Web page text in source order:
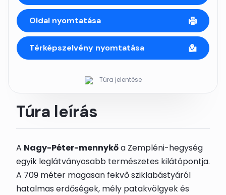
Oldal nyomtatása
Térképszelvény nyomtatása
Túra jelentése
Túra leírás
A Nagy-Péter-mennykőa Zempléni-hegység
egyik leglátványosabb természetes kilátópontja.
A 709 méter magasan fekvő sziklabástyáról
hatalmas erdőségek, mély patakvölgyek és